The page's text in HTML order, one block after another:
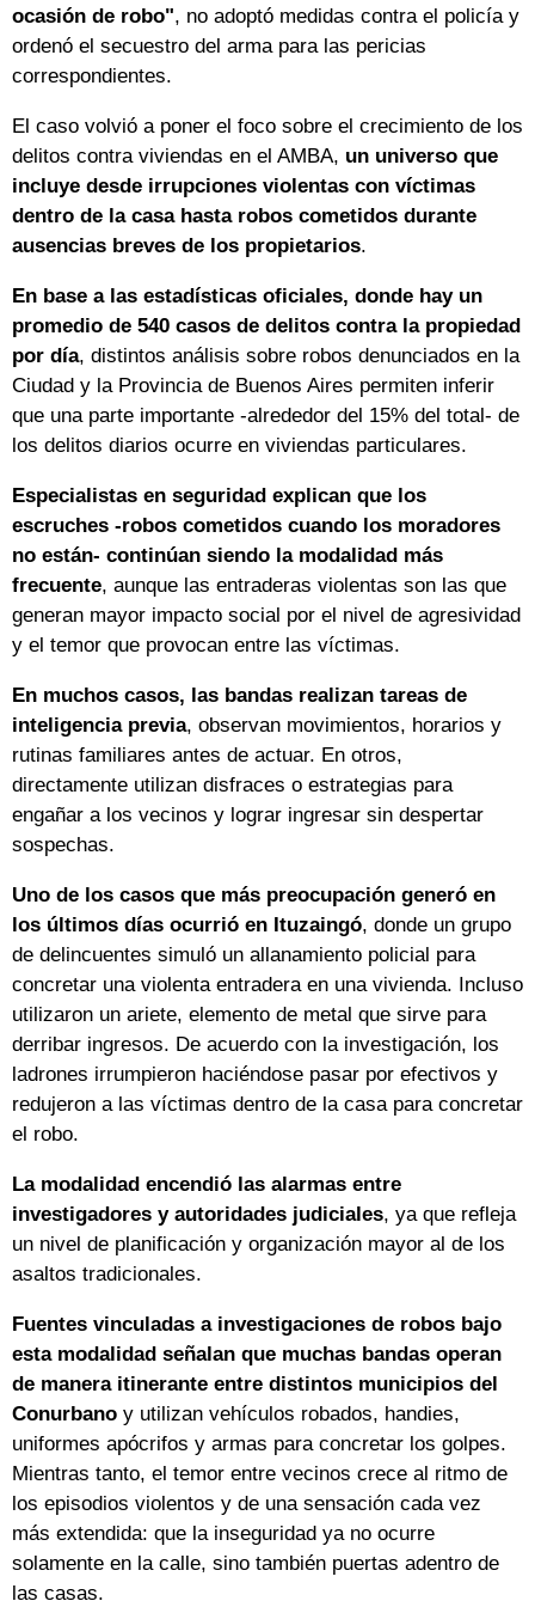
ocasión de robo", no adoptó medidas contra el policía y
ordenó el secuestro del arma para las pericias
correspondientes.
El caso volvió a poner el foco sobre el crecimiento de los
delitos contra viviendas en el AMBA, un universo que
incluye desde irrupciones violentas con víctimas
dentro de la casa hasta robos cometidos durante
ausencias breves de los propietarios.
En base a las estadísticas oficiales, donde hay un
promedio de 540 casos de delitos contra la propiedad
por día, distintos análisis sobre robos denunciados en la
Ciudad y la Provincia de Buenos Aires permiten inferir
que una parte importante -alrededor del 15% del total- de
los delitos diarios ocurre en viviendas particulares.
Especialistas en seguridad explican que los
escruches -robos cometidos cuando los moradores
no están- continúan siendo la modalidad más
frecuente, aunque las entraderas violentas son las que
generan mayor impacto social por el nivel de agresividad
y el temor que provocan entre las víctimas.
En muchos casos, las bandas realizan tareas de
inteligencia previa, observan movimientos, horarios y
rutinas familiares antes de actuar. En otros,
directamente utilizan disfraces o estrategias para
engañar a los vecinos y lograr ingresar sin despertar
sospechas.
Uno de los casos que más preocupación generó en
los últimos días ocurrió en Ituzaingó, donde un grupo
de delincuentes simuló un allanamiento policial para
concretar una violenta entradera en una vivienda. Incluso
utilizaron un ariete, elemento de metal que sirve para
derribar ingresos. De acuerdo con la investigación, los
ladrones irrumpieron haciéndose pasar por efectivos y
redujeron a las víctimas dentro de la casa para concretar
el robo.
La modalidad encendió las alarmas entre
investigadores y autoridades judiciales, ya que refleja
un nivel de planificación y organización mayor al de los
asaltos tradicionales.
Fuentes vinculadas a investigaciones de robos bajo
esta modalidad señalan que muchas bandas operan
de manera itinerante entre distintos municipios del
Conurbano y utilizan vehículos robados, handies,
uniformes apócrifos y armas para concretar los golpes.
Mientras tanto, el temor entre vecinos crece al ritmo de
los episodios violentos y de una sensación cada vez
más extendida: que la inseguridad ya no ocurre
solamente en la calle, sino también puertas adentro de
las casas.